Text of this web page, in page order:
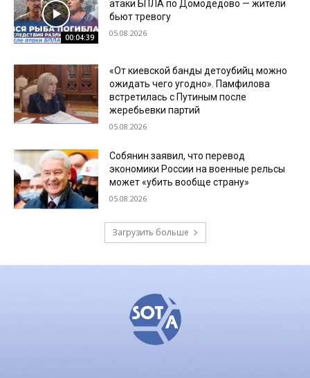
00:04:39
атаки БПЛА по Домодедово — жители
бьют тревогу
05.08.2026
«От киевской банды детоубийц можно
ожидать чего угодно». Памфилова
встретилась с Путиным после
жеребьевки партий
05.08.2026
Собянин заявил, что перевод
экономики России на военные рельсы
может «убить вообще страну»
05.08.2026
Загрузить больше